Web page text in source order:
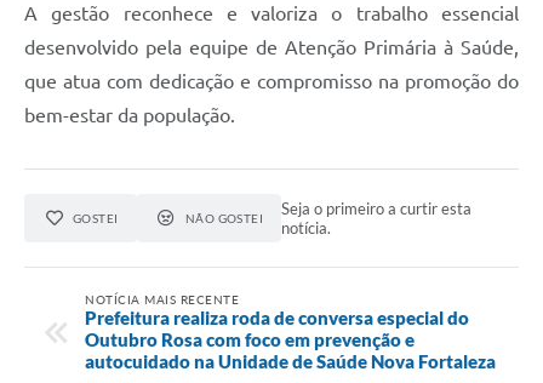
A gestão reconhece e valoriza o trabalho essencial
desenvolvido pela equipe de Atenção Primária à Saúde,
que atua com dedicação e compromisso na promoção do
bem-estar da população.
GOSTEI NÃO GOSTEI
Seja o primeiro a curtir esta
notícia.
NOTÍCIA MAIS RECENTE
Prefeitura realiza roda de conversa especial do
Outubro Rosa com foco em prevenção e
autocuidado na Unidade de Saúde Nova Fortaleza